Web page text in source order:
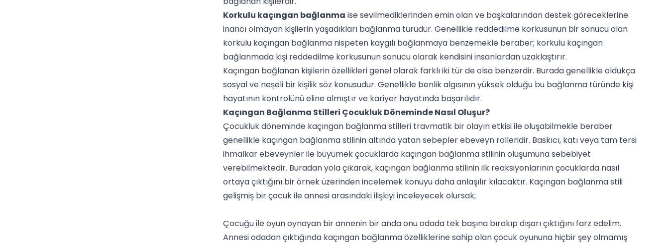
Korkulu kaçıngan bağlanma ise sevilmediklerinden emin olan ve başkalarından destek göreceklerine
inancı olmayan kişilerin yaşadıkları bağlanma türüdür. Genellikle reddedilme korkusunun bir sonucu olan
korkulu kaçıngan bağlanma nispeten kaygılı bağlanmaya benzemekle beraber; korkulu kaçıngan
bağlanmada kişi reddedilme korkusunun sonucu olarak kendisini insanlardan uzaklaştırır.
Kaçıngan bağlanan kişilerin özellikleri genel olarak farklı iki tür de olsa benzerdir. Burada genellikle oldukça
sosyal ve neşeli bir kişilik söz konusudur. Genellikle benlik algısının yüksek olduğu bu bağlanma türünde kişi
hayatının kontrolünü eline almıştır ve kariyer hayatında başarılıdır.
Kaçıngan Bağlanma Stilleri Çocukluk Döneminde Nasıl Oluşur?
Çocukluk döneminde kaçıngan bağlanma stilleri travmatik bir olayın etkisi ile oluşabilmekle beraber
genellikle kaçıngan bağlanma stilinin altında yatan sebepler ebeveyn rolleridir. Baskıcı, katı veya tam tersi
ihmalkar ebeveynler ile büyümek çocuklarda kaçıngan bağlanma stilinin oluşumuna sebebiyet
verebilmektedir. Buradan yola çıkarak, kaçıngan bağlanma stilinin ilk reaksiyonlarının çocuklarda nasıl
ortaya çıktığını bir örnek üzerinden incelemek konuyu daha anlaşılır kılacaktır. Kaçıngan bağlanma stili
gelişmiş bir çocuk ile annesi arasındaki ilişkiyi inceleyecek olursak;
Çocuğu ile oyun oynayan bir annenin bir anda onu odada tek başına bırakıp dışarı çıktığını farz edelim.
Annesi odadan çıktığında kaçıngan bağlanma özelliklerine sahip olan çocuk oyununa hiçbir şey olmamış